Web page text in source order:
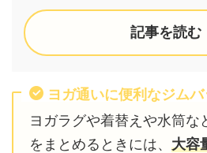
記事を読む
ヨガ通いに便利なジム
ヨガラグや着替えや水筒な
をまとめるときには、 大容